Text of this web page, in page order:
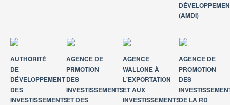
(AMDI)
AUTHORITÉ
DE
DÉVELOPPEMENT
DES
INVESTISSEMENTS
AGENCE DE
PRMOTION
DES
INVESTISSEMENTS
ET DES
AGENCE
WALLONE À
L'EXPORTATION
ET AUX
INVESTISSEMENTS
AGENCE DE
PROMOTION
DES
DE LA RD